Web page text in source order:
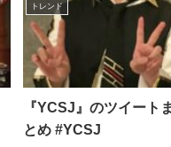
トレンド
『YCSJ』のツイート
とめ #YCSJ